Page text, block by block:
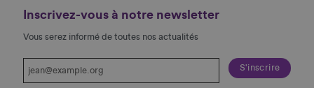
Inscrivez-vous à notre newsletter
Vous serez informé de toutes nos actualités